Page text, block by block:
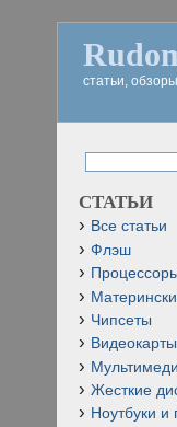
статьи,
СТАТЬИ
Все статьи
Флэш
Чипсеты
Видеокарты
Жесткие
Ноутбуки